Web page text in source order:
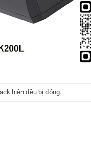
hiện đều bị đóng.